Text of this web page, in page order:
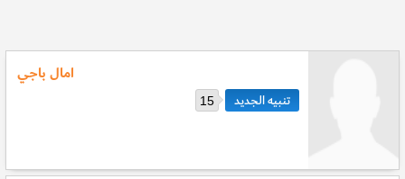
امال باجي
15